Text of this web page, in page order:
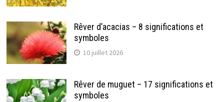
Rêver d’acacias – 8 significations et
symboles
10 juillet 2026
Rêver de muguet – 17 significations et
symboles